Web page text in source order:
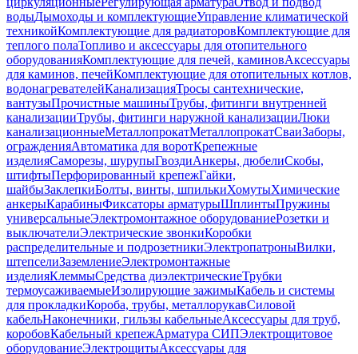
водыДымоходы и комплектующиеУправление климатической
техникойКомплектующие для радиаторовКомплектующие для
теплого полаТопливо и аксессуары для отопительного
оборудованияКомплектующие для печей, каминовАксессуары
для каминов, печейКомплектующие для отопительных котлов,
водонагревателейКанализацияТросы сантехнические,
вантузыПрочистные машиныТрубы, фитинги внутренней
канализацииТрубы, фитинги наружной канализацииЛюки
канализационныеМеталлопрокатМеталлопрокатСваиЗаборы,
огражденияАвтоматика для воротКрепежные
изделияСаморезы, шурупыГвоздиАнкеры, дюбелиСкобы,
штифтыПерфорированный крепежГайки,
шайбыЗаклепкиБолты, винты, шпилькиХомутыХимические
анкерыКарабиныФиксаторы арматурыШплинтыПружины
универсальныеЭлектромонтажное оборудованиеРозетки и
выключателиЭлектрические звонкиКоробки
распределительные и подрозетникиЭлектропатроныВилки,
штепселиЗаземлениеЭлектромонтажные
изделияКлеммыСредства диэлектрическиеТрубки
термоусаживаемыеИзолирующие зажимыКабель и системы
для прокладкиКороба, трубы, металлорукавСиловой
кабельНаконечники, гильзы кабельныеАксессуары для труб,
коробовКабельный крепежАрматура СИПЭлектрощитовое
оборудованиеЭлектрощитыАксессуары для